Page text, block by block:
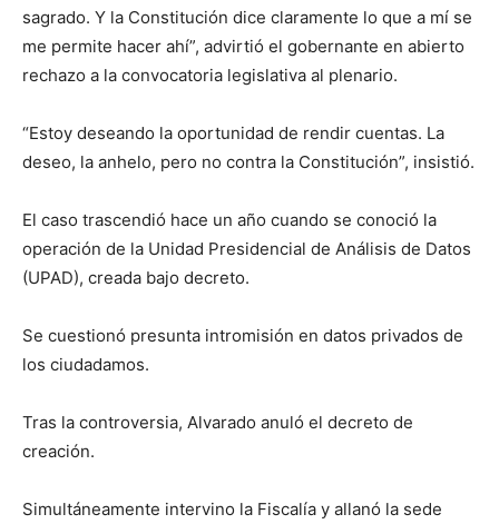
sagrado. Y la Constitución dice claramente lo que a mí se
me permite hacer ahí”, advirtió el gobernante en abierto
rechazo a la convocatoria legislativa al plenario.
“Estoy deseando la oportunidad de rendir cuentas. La
deseo, la anhelo, pero no contra la Constitución”, insistió.
El caso trascendió hace un año cuando se conoció la
operación de la Unidad Presidencial de Análisis de Datos
(UPAD), creada bajo decreto.
Se cuestionó presunta intromisión en datos privados de
los ciudadamos.
Tras la controversia, Alvarado anuló el decreto de
creación.
Simultáneamente intervino la Fiscalía y allanó la sede